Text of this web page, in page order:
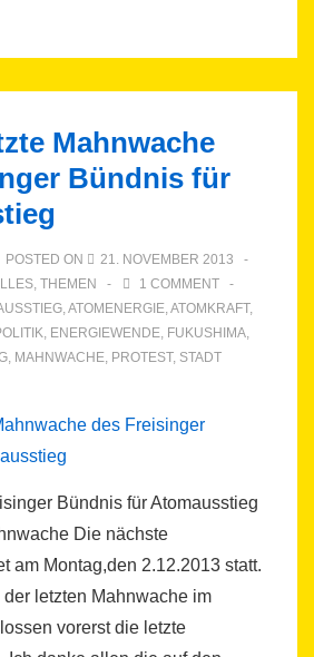
Mahnwache
Bündnis für
POSTED ON
21. NOVEMBER 2013
, THEMEN
1 COMMENT
,ATOMENERGIE,ATOMKRAFT,
, ENERGIEWENDE, FUKUSHIMA,
, MAHNWACHE, PROTEST, STADT
Bündnis für Atomausstieg
Die nächste
am Montag,den 2.12.2013 statt.
letzten Mahnwache im
vorerst die letzte